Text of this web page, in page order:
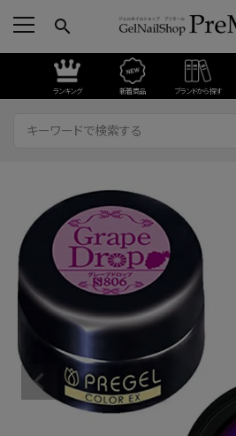
search
ランキング 新着商品 ブランドから探す